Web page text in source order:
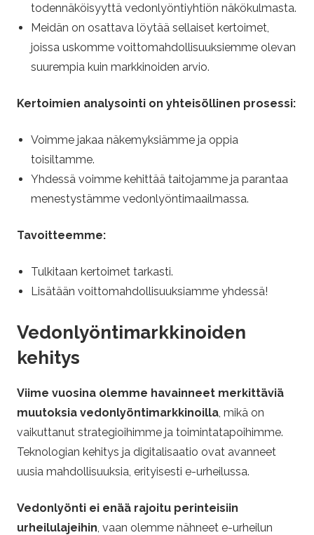
todennäköisyyttä vedonlyöntiyhtiön näkökulmasta.
Meidän on osattava löytää sellaiset kertoimet,
joissa uskomme voittomahdollisuuksiemme olevan
suurempia kuin markkinoiden arvio.
Kertoimien analysointi on yhteisöllinen prosessi:
Voimme jakaa näkemyksiämme ja oppia
toisiltamme.
Yhdessä voimme kehittää taitojamme ja parantaa
menestystämme vedonlyöntimaailmassa.
Tavoitteemme:
Tulkitaan kertoimet tarkasti.
Lisätään voittomahdollisuuksiamme yhdessä!
Vedonlyöntimarkkinoiden
kehitys
Viime vuosina olemme havainneet merkittäviä
muutoksia vedonlyöntimarkkinoilla, mikä on
vaikuttanut strategioihimme ja toimintatapoihimme.
Teknologian kehitys ja digitalisaatio ovat avanneet
uusia mahdollisuuksia, erityisesti e-urheilussa.
Vedonlyönti ei enää rajoitu perinteisiin
urheilulajeihin, vaan olemme nähneet e-urheilun